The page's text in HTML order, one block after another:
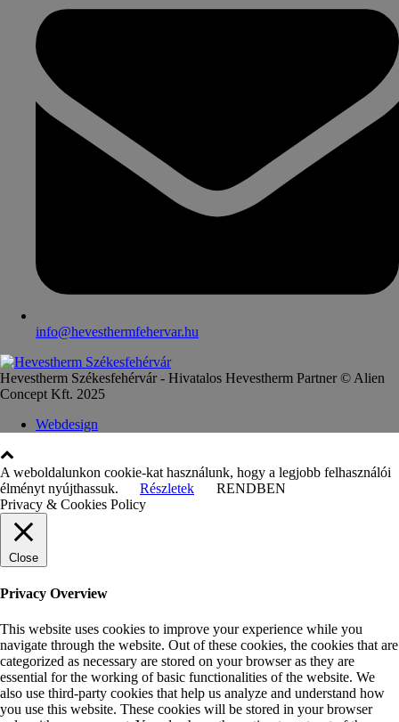
info@hevesthermfehervar.hu
Hevestherm Székesfehérvár - Hivatalos Hevestherm Partner © Alien
Concept Kft. 2025
Webdesign
A weboldalunkon cookie-kat használunk, hogy a legjobb felhasználói
élményt nyújthassuk.
Részletek
RENDBEN
Privacy & Cookies Policy
Close
Privacy Overview
This website uses cookies to improve your experience while you
navigate through the website. Out of these cookies, the cookies that are
categorized as necessary are stored on your browser as they are
essential for the working of basic functionalities of the website. We
also use third-party cookies that help us analyze and understand how
you use this website. These cookies will be stored in your browser